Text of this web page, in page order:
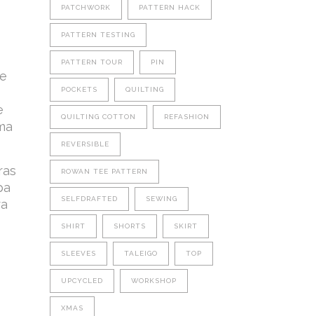
PATCHWORK PATTERN HACK
PATTERN TESTING
PATTERN TOUR PIN
POCKETS QUILTING
QUILTING COTTON REFASHION
REVERSIBLE
ROWAN TEE PATTERN
SELFDRAFTED SEWING
SHIRT SHORTS SKIRT
SLEEVES TALEIGO TOP
UPCYCLED WORKSHOP
XMAS